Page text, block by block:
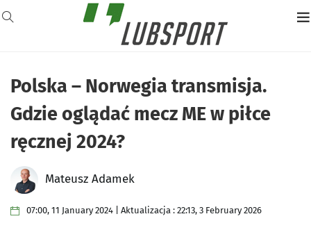
Polska – Norwegia transmisja.
Gdzie oglądać mecz ME w piłce
ręcznej 2024?
Mateusz Adamek
07:00, 11 January 2024 | Aktualizacja : 22:13, 3 February 2026